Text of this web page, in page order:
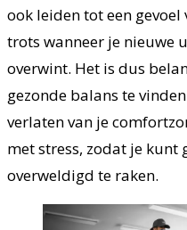
ook leiden tot een
trots wanneer je nieuwe
overwint. Het is dus
gezonde balans te
verlaten van je
met stress, zodat je kunt
overweldigd te raken.